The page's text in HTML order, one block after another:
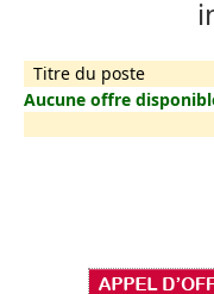
Titre du poste
Aucune offre